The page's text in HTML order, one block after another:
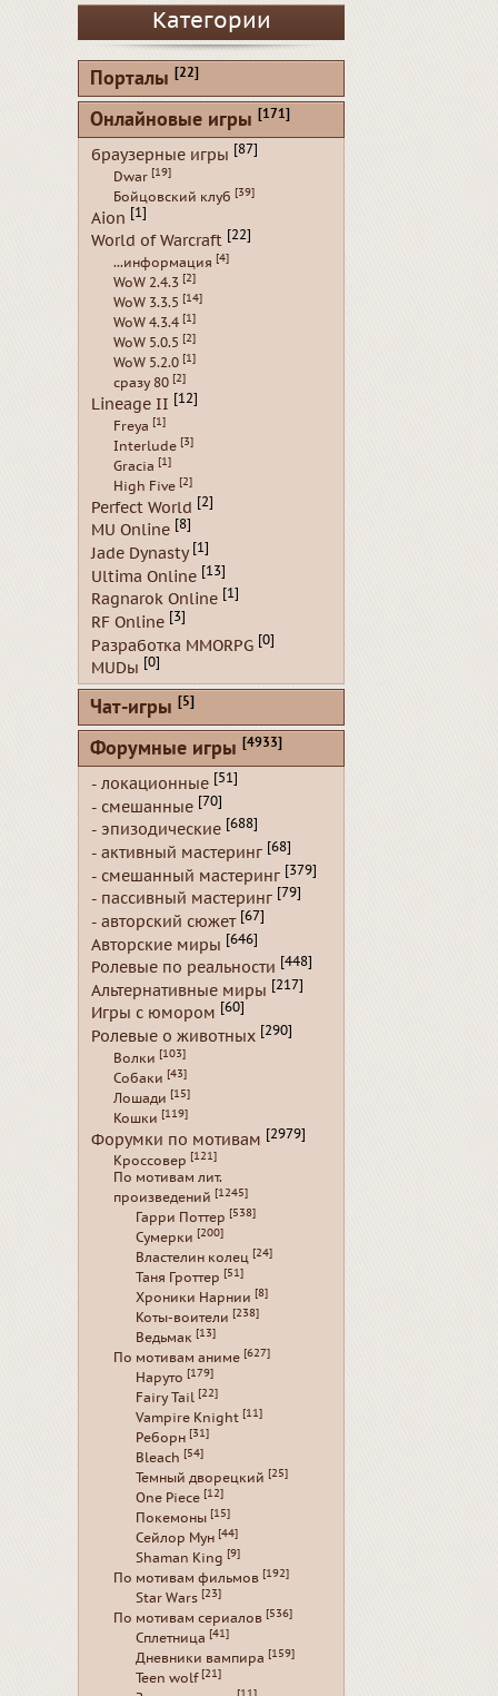
Категории
Порталы [22]
Онлайновые игры [171]
браузерные игры [87]
Dwar [19]
Бойцовский клуб [39]
Aion [1]
World of Warcraft [22]
...информация [4]
WoW 2.4.3 [2]
WoW 3.3.5 [14]
WoW 4.3.4 [1]
WoW 5.0.5 [2]
WoW 5.2.0 [1]
сразу 80 [2]
Lineage II [12]
Freya [1]
Interlude [3]
Gracia [1]
High Five [2]
Perfect World [2]
MU Online [8]
Jade Dynasty [1]
Ultima Online [13]
Ragnarok Online [1]
RF Online [3]
Разработка MMORPG [0]
MUDы [0]
Чат-игры [5]
Форумные игры [4933]
- локационные [51]
- смешанные [70]
- эпизодические [688]
- активный мастеринг [68]
- смешанный мастеринг [379]
- пассивный мастеринг [79]
- авторский сюжет [67]
Авторские миры [646]
Ролевые по реальности [448]
Альтернативные миры [217]
Игры с юмором [60]
Ролевые о животных [290]
Волки [103]
Собаки [43]
Лошади [15]
Кошки [119]
Форумки по мотивам [2979]
Кроссовер [121]
По мотивам лит.
произведений [1245]
Гарри Поттер [538]
Сумерки [200]
Властелин колец [24]
Таня Гроттер [51]
Хроники Нарнии [8]
Коты-воители [238]
Ведьмак [13]
По мотивам аниме [627]
Наруто [179]
Fairy Tail [22]
Vampire Knight [11]
Реборн [31]
Bleach [54]
Темный дворецкий [25]
One Piece [12]
Покемоны [15]
Сейлор Мун [44]
Shaman King [9]
По мотивам фильмов [192]
Star Wars [23]
По мотивам сериалов [536]
Сплетница [41]
Дневники вампира [159]
Teen wolf [21]